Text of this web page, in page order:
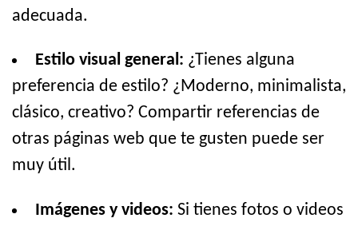
adecuada.
Estilo visual general: ¿Tienes alguna
preferencia de estilo? ¿Moderno, minimalista,
clásico, creativo? Compartir referencias de
otras páginas web que te gusten puede ser
muy útil.
Imágenes y videos: Si tienes fotos o videos